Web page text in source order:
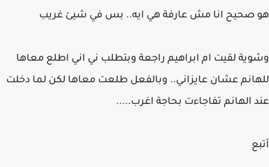
هو صحيح انا مش عارفة هي ايه.. بس في شيئ غريب
وشوية لقيت ام ابراهيم راجعة وبتطلب ني اني اطلع معاها
للهانم عشان عايزاني.. وبالفعل طلعت معاها لكن لما دخلت
عند الهانم تفاجاءت بحاجة اغرب.....
أتبع